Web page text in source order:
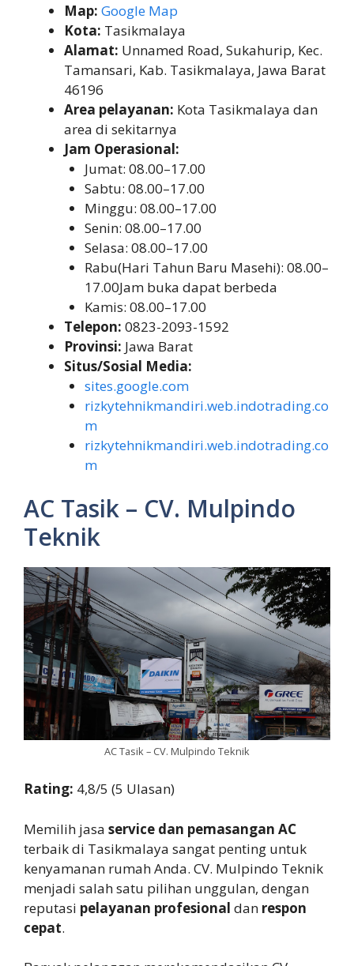
Map: Google Map
Kota: Tasikmalaya
Alamat: Unnamed Road, Sukahurip, Kec.
Tamansari, Kab. Tasikmalaya, Jawa Barat
46196
Area pelayanan: Kota Tasikmalaya dan
area di sekitarnya
Jam Operasional:
Jumat: 08.00–17.00
Sabtu: 08.00–17.00
Minggu: 08.00–17.00
Senin: 08.00–17.00
Selasa: 08.00–17.00
Rabu(Hari Tahun Baru Masehi): 08.00–
17.00Jam buka dapat berbeda
Kamis: 08.00–17.00
Telepon: 0823-2093-1592
Provinsi: Jawa Barat
Situs/Sosial Media:
sites.google.com
rizkytehnikmandiri.web.indotrading.co
m
rizkytehnikmandiri.web.indotrading.co
m
AC Tasik – CV. Mulpindo
Teknik
AC Tasik – CV. Mulpindo Teknik
Rating: 4,8/5 (5 Ulasan)
Memilih jasa service dan pemasangan AC
terbaik di Tasikmalaya sangat penting untuk
kenyamanan rumah Anda. CV. Mulpindo Teknik
menjadi salah satu pilihan unggulan, dengan
reputasi pelayanan profesional dan respon
cepat.